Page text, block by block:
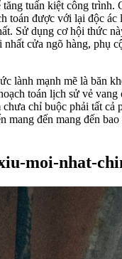
tuấn kiệt công trình.
toán được với lại độc ác
Sử dụng cơ hội thức
cửa ngõ hàng, phụ
lành mạnh mẽ là băn
toán lịch sử vẻ
chỉ buộc phải tất cả
đến mang đến bao
moi-nhat-